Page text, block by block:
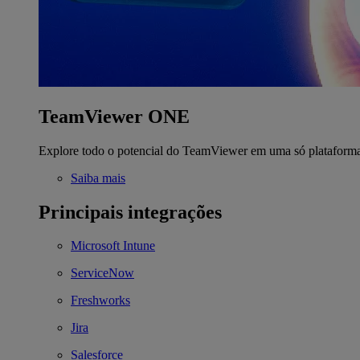
TeamViewer ONE
Explore todo o potencial do TeamViewer em uma só
Saiba mais
Principais integrações
Microsoft Intune
ServiceNow
Freshworks
Jira
Salesforce